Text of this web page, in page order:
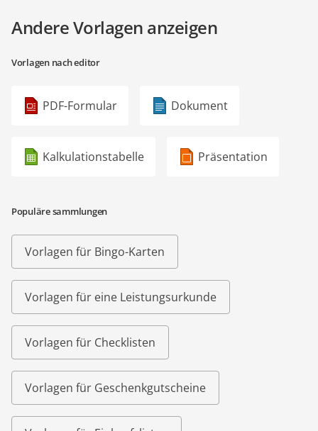
Andere Vorlagen anzeigen
Vorlagen nach editor
PDF-Formular Dokument
Kalkulationstabelle Präsentation
Populäre sammlungen
Vorlagen für Bingo-Karten
Vorlagen für eine Leistungsurkunde
Vorlagen für Checklisten
Vorlagen für Geschenkgutscheine